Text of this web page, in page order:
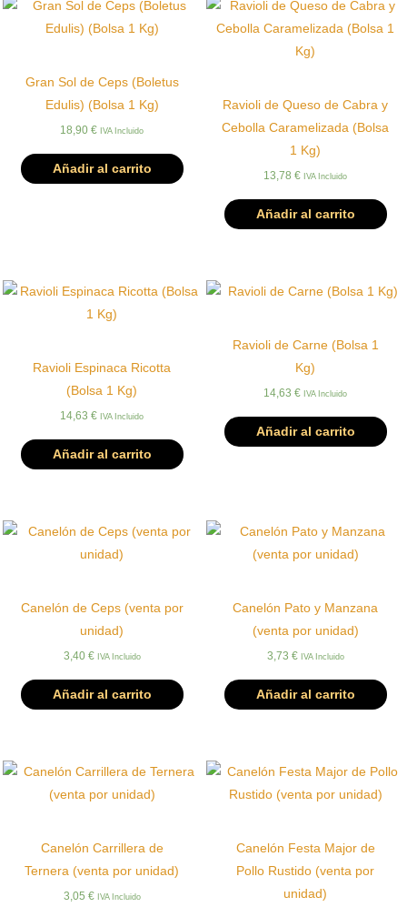
Gran Sol de Ceps (Boletus
Edulis) (Bolsa 1 Kg)
18,90 € IVA Incluido
Añadir al carrito
Ravioli de Queso de Cabra y
Cebolla Caramelizada (Bolsa
1 Kg)
13,78 € IVA Incluido
Añadir al carrito
Ravioli Espinaca Ricotta
(Bolsa 1 Kg)
14,63 € IVA Incluido
Añadir al carrito
Ravioli de Carne (Bolsa 1
Kg)
14,63 € IVA Incluido
Añadir al carrito
Canelón de Ceps (venta por
unidad)
3,40 € IVA Incluido
Añadir al carrito
Canelón Pato y Manzana
(venta por unidad)
3,73 € IVA Incluido
Añadir al carrito
Canelón Carrillera de
Ternera (venta por unidad)
3,05 € IVA Incluido
Canelón Festa Major de
Pollo Rustido (venta por
unidad)